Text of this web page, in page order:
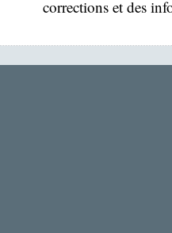
corrections et des